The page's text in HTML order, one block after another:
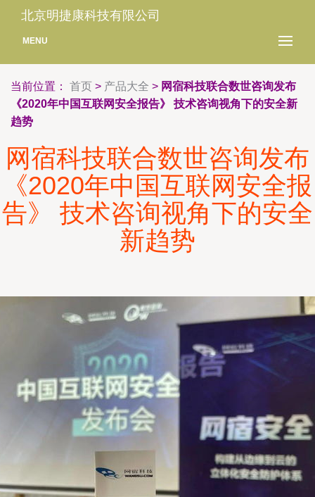
北京明捷康科技有限公司
MENU
当前位置： 首页 > 产品大全 > 网宿科技联合数世咨询发布
《2020年中国互联网安全报告》 技术咨询视角下的安全新
趋势
网宿科技联合数世咨询发布
《2020年中国互联网安全报
告》 技术咨询视角下的安全
新趋势